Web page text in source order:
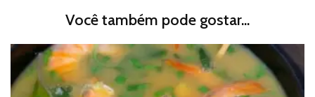
Você também pode gostar...